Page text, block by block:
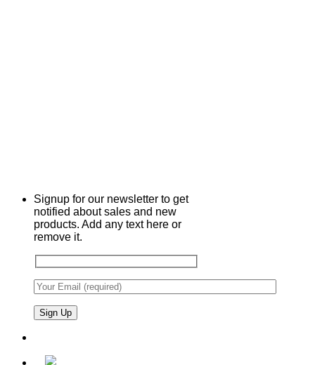
Signup for our newsletter to get
notified about sales and new
products. Add any text here or
remove it.